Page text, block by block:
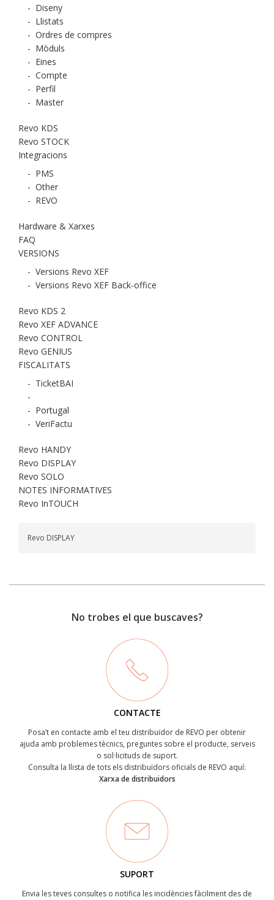
- Diseny
- Llistats
- Ordres de compres
- Mòduls
- Eines
- Compte
- Perfil
- Master
Revo KDS
Revo STOCK
Integracions
- PMS
- Other
- REVO
Hardware & Xarxes
FAQ
VERSIONS
- Versions Revo XEF
- Versions Revo XEF Back-office
Revo KDS 2
Revo XEF ADVANCE
Revo CONTROL
Revo GENIUS
FISCALITATS
- TicketBAI
-
- Portugal
- VeriFactu
Revo HANDY
Revo DISPLAY
Revo SOLO
NOTES INFORMATIVES
Revo InTOUCH
Revo DISPLAY
No trobes el que buscaves?
CONTACTE
Posa’t en contacte amb el teu distribuïdor de REVO per obtenir
ajuda amb problemes tècnics, preguntes sobre el producte, serveis
o sol·licituds de suport.
Consulta la llista de tots els distribuïdors oficials de REVO aquí:
Xarxa de distribuidors
SUPORT
Envia les teves consultes o notifica les incidències fàcilment des de